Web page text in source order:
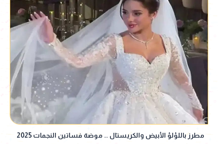
مطرز باللؤلؤ الأبيض والكريستال .. موضة فساتين النجمات 2025